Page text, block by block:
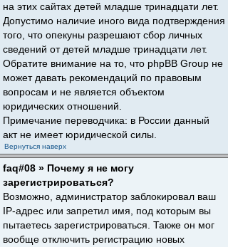
на этих сайтах детей младше тринадцати лет.
Допустимо наличие иного вида подтверждения
того, что опекуны разрешают сбор личных
сведений от детей младше тринадцати лет.
Обратите внимание на то, что phpBB Group не
может давать рекомендаций по правовым
вопросам и не является объектом
юридических отношений.
Примечание переводчика: в России данный
акт не имеет юридической силы.
Вернуться наверх
faq#08 » Почему я не могу
зарегистрироваться?
Возможно, администратор заблокировал ваш
IP-адрес или запретил имя, под которым вы
пытаетесь зарегистрироваться. Также он мог
вообще отключить регистрацию новых